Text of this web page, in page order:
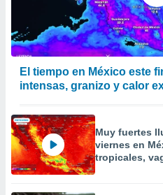
El tiempo en México este
intensas, granizo y calor
Muy fuertes
viernes en
tropicales,